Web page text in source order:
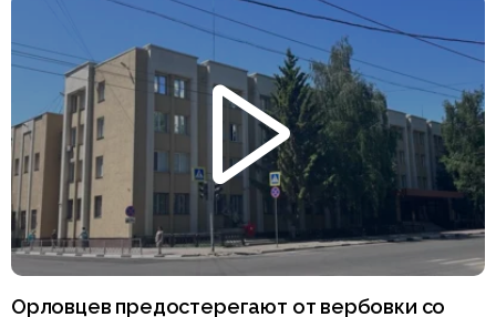
Орловцев предостерегают от вербовки со